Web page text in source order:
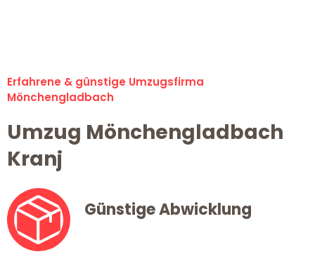
Erfahrene & günstige Umzugsfirma
Mönchengladbach
Umzug Mönchengladbach
Kranj
Günstige Abwicklung